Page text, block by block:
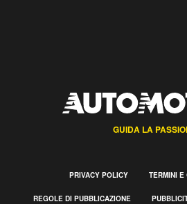
GUIDA LA
PRIVACY POLICY TERMINI E
REGOLE DI PUBBLICAZIONE